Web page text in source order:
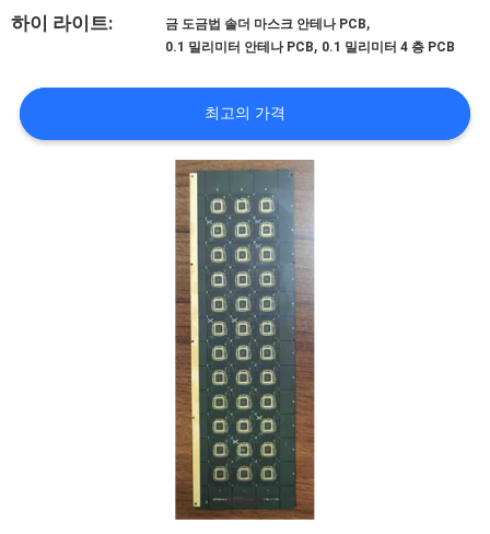
장
행
하이 라이트: 금 도금법 솔더 마스크 안테나 PCB,
0.1 밀리미터 안테나 PCB, 0.1 밀리미터 4 층 PCB
최고의 가격